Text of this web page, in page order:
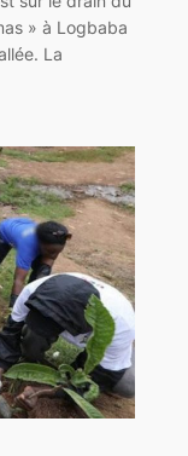
» à Logbaba
La